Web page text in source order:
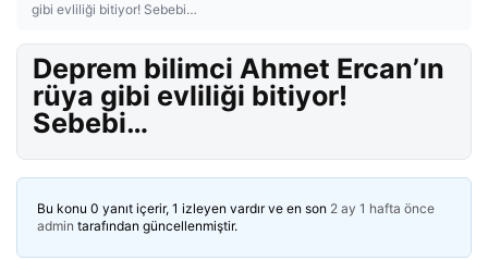
gibi evliliği bitiyor! Sebebi…
Deprem bilimci Ahmet Ercan’ın
rüya gibi evliliği bitiyor!
Sebebi…
Bu konu 0 yanıt içerir, 1 izleyen vardır ve en son 2 ay 1 hafta önce
admin tarafından güncellenmiştir.